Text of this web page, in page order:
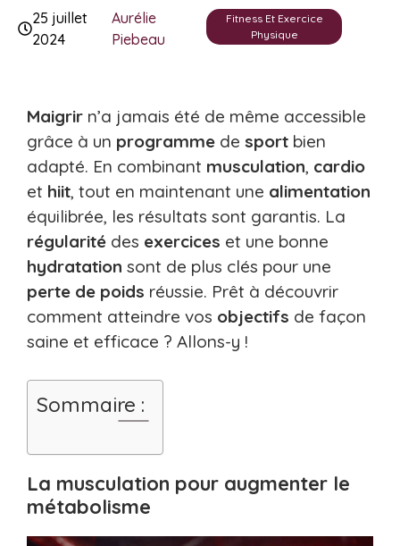
25 juillet
2024
Aurélie
Piebeau
Fitness Et Exercice
Physique
Maigrir n’a jamais été de même accessible
grâce à un programme de sport bien
adapté. En combinant musculation, cardio
et hiit, tout en maintenant une alimentation
équilibrée, les résultats sont garantis. La
régularité des exercices et une bonne
hydratation sont de plus clés pour une
perte de poids réussie. Prêt à découvrir
comment atteindre vos objectifs de façon
saine et efficace ? Allons-y !
Sommaire :
La musculation pour augmenter le
métabolisme